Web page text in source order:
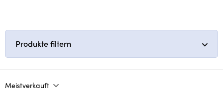
Produkte filtern
Meistverkauft